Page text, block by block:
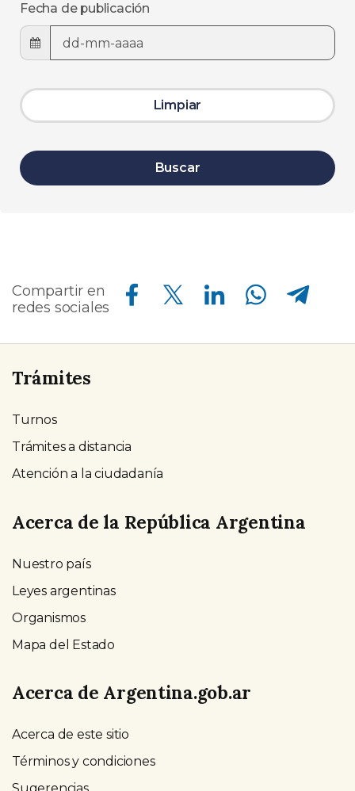
Fecha de publicación
Limpiar
Buscar
Compartir en
redes sociales
Compartir en Facebook Compartir en Twitter Compartir en Linkedin Compartir en Whatsapp Compartir en Telegram
Trámites
Turnos
Trámites a distancia
Atención a la ciudadanía
Acerca de la República Argentina
Nuestro país
Leyes argentinas
Organismos
Mapa del Estado
Acerca de Argentina.gob.ar
Acerca de este sitio
Términos y condiciones